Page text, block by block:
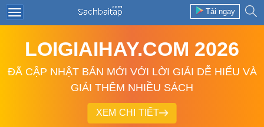
Tải ngay
LOIGIAIHAY.COM 2026
ĐÃ CẬP NHẬT BẢN MỚI VỚI LỜI GIẢI DỄ HIỂU VÀ
GIẢI THÊM NHIỀU SÁCH
XEM CHI TIẾT